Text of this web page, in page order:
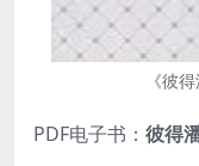
《彼
PDF电子书： 彼得